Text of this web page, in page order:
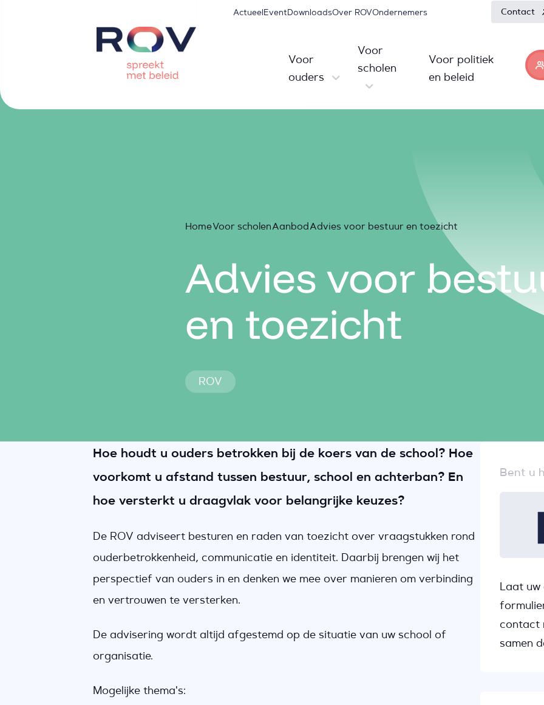
ActueelEventDownloadsOver ROVOndernemers Contact
Voor
ouders
Voor
scholen
Voor politiek
en beleid
HomeVoor scholenAanbodAdvies voor bestuur en toezicht
Advies voor
en toezicht
ROV
Hoe houdt u ouders betrokken bij de koers van de school? Hoe
voorkomt u afstand tussen bestuur, school en achterban? En
hoe versterkt u draagvlak voor belangrijke keuzes?
De ROV adviseert besturen en raden van toezicht over vraagstukken rond
ouderbetrokkenheid, communicatie en identiteit. Daarbij brengen wij het
perspectief van ouders in en denken we mee over manieren om verbinding
en vertrouwen te versterken.
De advisering wordt altijd afgestemd op de situatie van uw school of
organisatie.
Mogelijke thema's:
Bent u
Laat
contact
samen